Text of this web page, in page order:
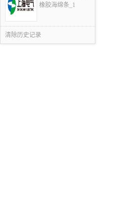
橡胶海绵条_1
清除历史记录